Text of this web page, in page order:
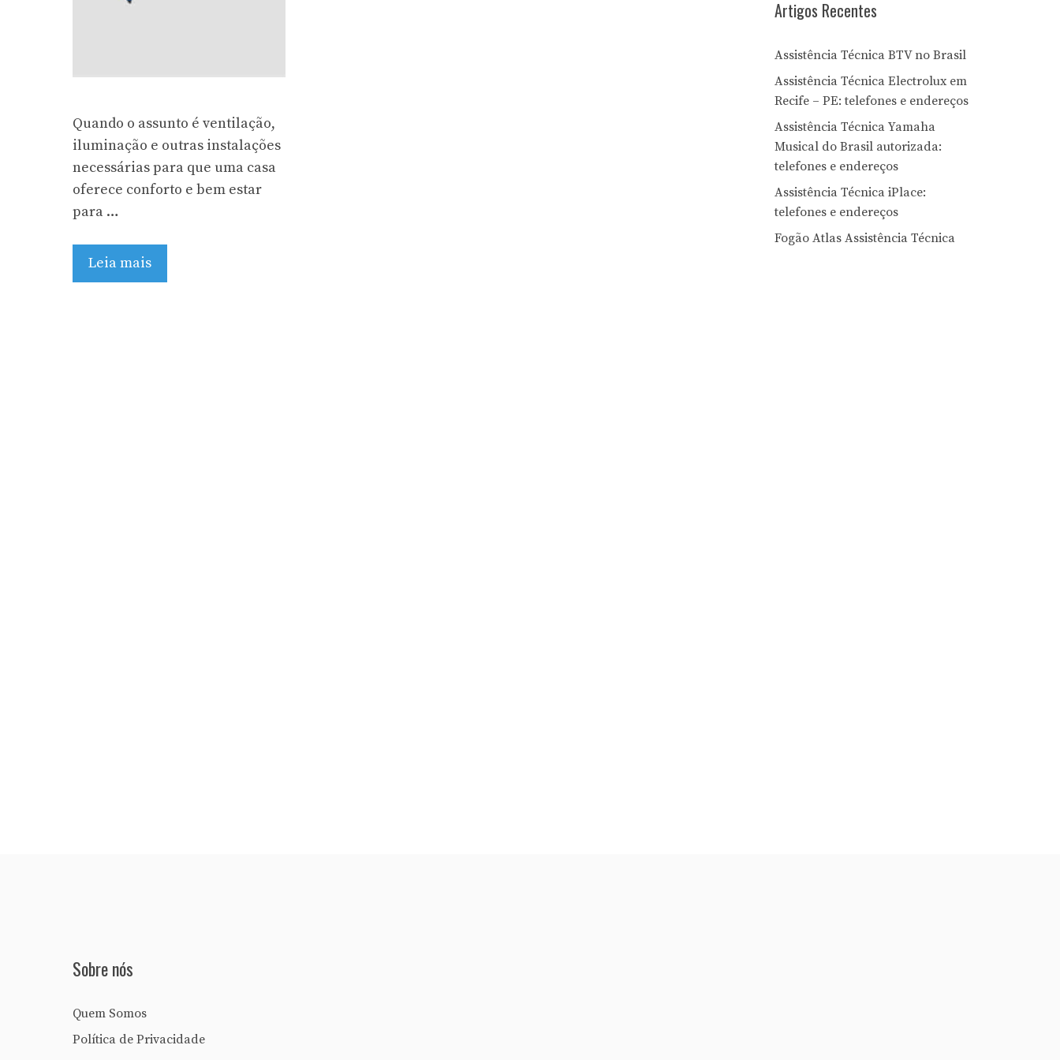
Quando o assunto é ventilação,
iluminação e outras instalações
necessárias para que uma casa
oferece conforto e bem estar
para …
Leia mais
Artigos Recentes
Assistência Técnica BTV no Brasil
Assistência Técnica Electrolux em
Recife – PE: telefones e endereços
Assistência Técnica Yamaha
Musical do Brasil autorizada:
telefones e endereços
Assistência Técnica iPlace:
telefones e endereços
Fogão Atlas Assistência Técnica
Sobre nós
Quem Somos
Política de Privacidade